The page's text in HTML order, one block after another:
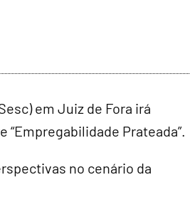
em Juiz de Fora irá
Prateada”.
no cenário da